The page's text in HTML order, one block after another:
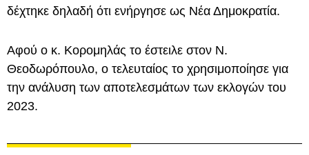
δέχτηκε δηλαδή ότι ενήργησε ως Νέα Δημοκρατία.
Αφού ο κ. Κορομηλάς το έστειλε στον Ν.
Θεοδωρόπουλο, ο τελευταίος το χρησιμοποίησε για
την ανάλυση των αποτελεσμάτων των εκλογών του
2023.